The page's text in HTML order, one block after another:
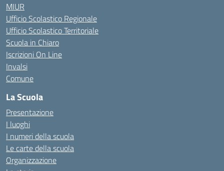
MIUR
Ufficio Scolastico Regionale
Ufficio Scolastico Territoriale
Scuola in Chiaro
Iscrizioni On Line
Invalsi
Comune
La Scuola
Presentazione
I luoghi
I numeri della scuola
Le carte della scuola
Organizzazione